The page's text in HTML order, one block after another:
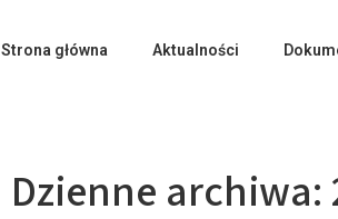
Strona główna Aktualności
Dzienne archiwa: